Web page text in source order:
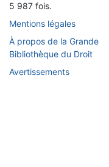
5 987 fois.
Mentions légales
À propos de la Grande
Bibliothèque du Droit
Avertissements